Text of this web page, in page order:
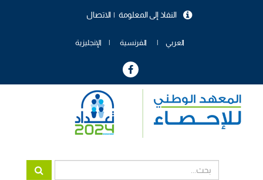
الاتصال النفاذ إلى المعلومة
العربي الفرنسية الإنجليزية